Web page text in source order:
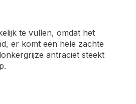
te vullen, omdat het
er komt een hele zachte
antraciet steekt